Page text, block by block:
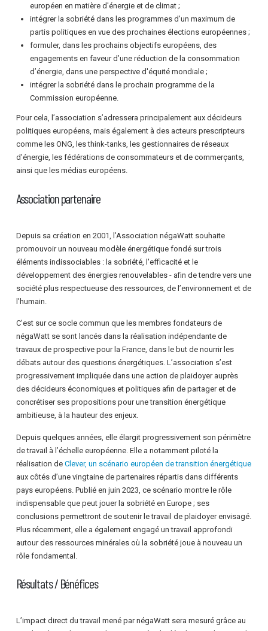
européen en matière d'énergie et de climat ;
intégrer la sobriété dans les programmes d’un maximum de
partis politiques en vue des prochaines élections européennes ;
formuler, dans les prochains objectifs européens, des
engagements en faveur d’une réduction de la consommation
d’énergie, dans une perspective d'équité mondiale ;
intégrer la sobriété dans le prochain programme de la
Commission européenne.
Pour cela, l’association s’adressera principalement aux décideurs
politiques européens, mais également à des acteurs prescripteurs
comme les ONG, les think-tanks, les gestionnaires de réseaux
d’énergie, les fédérations de consommateurs et de commerçants,
ainsi que les médias européens.
Association partenaire
Depuis sa création en 2001, l’Association négaWatt souhaite
promouvoir un nouveau modèle énergétique fondé sur trois
éléments indissociables : la sobriété, l'efficacité et le
développement des énergies renouvelables - afin de tendre vers une
société plus respectueuse des ressources, de l’environnement et de
l’humain.
C’est sur ce socle commun que les membres fondateurs de
négaWatt se sont lancés dans la réalisation indépendante de
travaux de prospective pour la France, dans le but de nourrir les
débats autour des questions énergétiques. L’association s’est
progressivement impliquée dans une action de plaidoyer auprès
des décideurs économiques et politiques afin de partager et de
concrétiser ses propositions pour une transition énergétique
ambitieuse, à la hauteur des enjeux.
Depuis quelques années, elle élargit progressivement son périmètre
de travail à l’échelle européenne. Elle a notamment piloté la
réalisation de Clever, un scénario européen de transition énergétique
aux côtés d’une vingtaine de partenaires répartis dans différents
pays européens. Publié en juin 2023, ce scénario montre le rôle
indispensable que peut jouer la sobriété en Europe ; ses
conclusions permettront de soutenir le travail de plaidoyer envisagé.
Plus récemment, elle a également engagé un travail approfondi
autour des ressources minérales où la sobriété joue à nouveau un
rôle fondamental.
Résultats / Bénéfices
L’impact direct du travail mené par négaWatt sera mesuré grâce au